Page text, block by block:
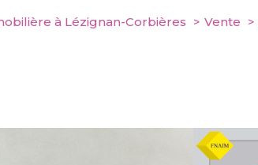
à Lézignan-Corbières Vente